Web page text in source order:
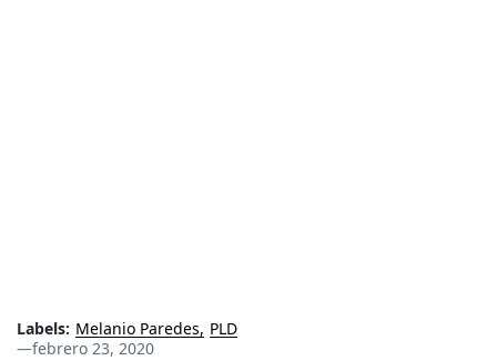
Labels: Melanio Paredes PLD
—febrero 23, 2020